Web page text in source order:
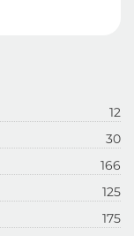
12
30
166
125
175